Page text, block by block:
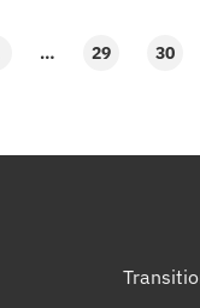
… 29 30